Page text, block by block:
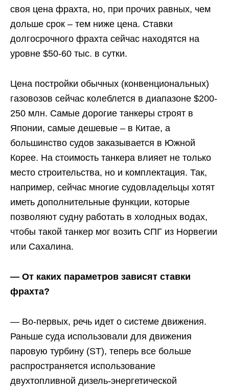
своя цена фрахта, но, при прочих равных, чем
дольше срок – тем ниже цена. Ставки
долгосрочного фрахта сейчас находятся на
уровне $50-60 тыс. в сутки.
Цена постройки обычных (конвенциональных)
газовозов сейчас колеблется в диапазоне $200-
250 млн. Самые дорогие танкеры строят в
Японии, самые дешевые – в Китае, а
большинство судов заказывается в Южной
Корее. На стоимость танкера влияет не только
место строительства, но и комплектация. Так,
например, сейчас многие судовладельцы хотят
иметь дополнительные функции, которые
позволяют судну работать в холодных водах,
чтобы такой танкер мог возить СПГ из Норвегии
или Сахалина.
— От каких параметров зависят ставки
фрахта?
— Во-первых, речь идет о системе движения.
Раньше суда использовали для движения
паровую турбину (ST), теперь все больше
распространяется использование
двухтопливной дизель-энергетической